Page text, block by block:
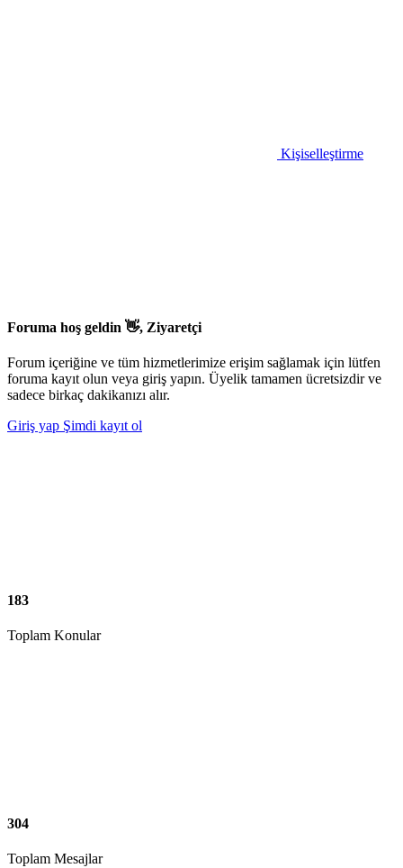
Kişiselleştirme
Foruma hoş geldin 👋, Ziyaretçi
Forum içeriğine ve tüm hizmetlerimize erişim sağlamak için lütfen
foruma kayıt olun veya giriş yapın. Üyelik tamamen ücretsizdir ve
sadece birkaç dakikanızı alır.
Giriş yap Şimdi kayıt ol
183
Toplam Konular
304
Toplam Mesajlar